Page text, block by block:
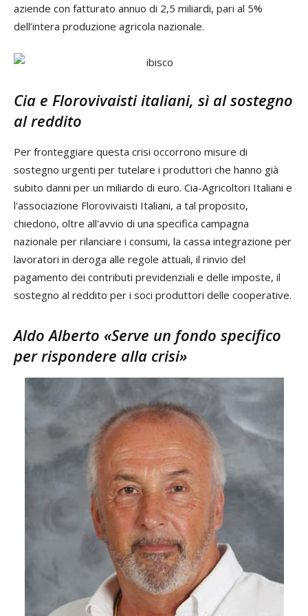
aziende con fatturato annuo di 2,5 miliardi, pari al 5%
dell’intera produzione agricola nazionale.
Cia e Florovivaisti italiani, sì al sostegno
al reddito
Per fronteggiare questa crisi occorrono misure di
sostegno urgenti per tutelare i produttori che hanno già
subito danni per un miliardo di euro. Cia-Agricoltori Italiani e
l'associazione Florovivaisti Italiani, a tal proposito,
chiedono, oltre all'avvio di una specifica campagna
nazionale per rilanciare i consumi, la cassa integrazione per
lavoratori in deroga alle regole attuali, il rinvio del
pagamento dei contributi previdenziali e delle imposte, il
sostegno al reddito per i soci produttori delle cooperative.
Aldo Alberto «Serve un fondo specifico
per rispondere alla crisi»